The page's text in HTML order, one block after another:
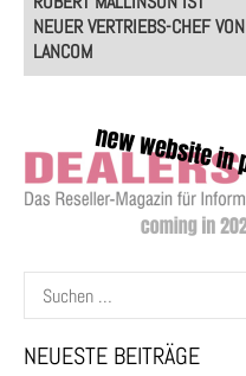
navigation
NEUER VERTRIEBS-CHEF VON
LANCOM
Suchen
nach:
NEUESTE BEITRÄGE